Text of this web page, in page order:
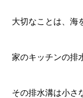
大切なことは、海
家のキッチンの排
その排水溝は小さ